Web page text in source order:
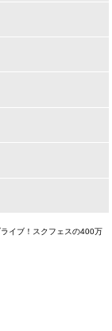
ライブ！スクフェスの400万